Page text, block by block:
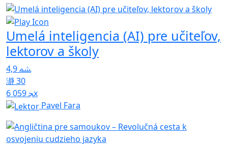
Umelá inteligencia (AI) pre učiteľov,
lektorov a školy
4,9
30
6 059x
Pavel Fara